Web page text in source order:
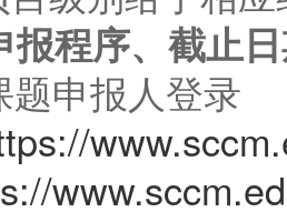
报程序、截止
题申报人登录